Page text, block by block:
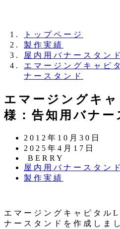
トップページ
製作実績
屋内用バナースタンド
エマージングキャピ
ナースタンド
エマージングキ
様：告知用バナー
投
稿
日
2012年10月30日
更
新
日
2025年4月17日
著
者
BERRY
カ
テ
屋内用バナースタンド
カ
ー
製作実績
エマージングキャピタル
ナースタンドを作成しま